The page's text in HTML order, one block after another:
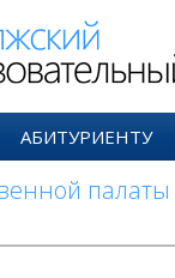
АБИТУРИЕНТУ